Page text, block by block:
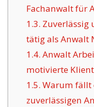
Fachanwalt für
1.3. Zuverlässig
tätig als Anwalt
1.4. Anwalt
motivierte
1.5. Warum fällt
zuverlässigen